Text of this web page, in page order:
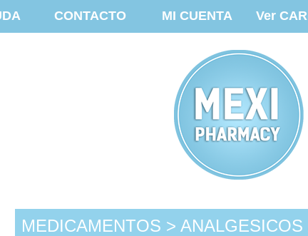
CONTACTO MI CUENTA Ver
MEDICAMENTOS >